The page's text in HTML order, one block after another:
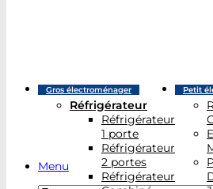
Menu
Gros électroménager
Réfrigérateur
Réfrigérateur
1 porte
Réfrigérateur
2 portes
Réfrigérateur
Petit